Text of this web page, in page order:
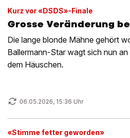
Kurz vor «DSDS»-Finale
Grosse Veränderung
Die lange blonde Mähne gehört
Ballermann-Star wagt sich nun
dem Häuschen.
06.05.2026, 15:36 Uhr
«Stimme fetter geworden»